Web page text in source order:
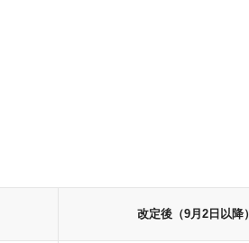
改定後（9月2日以降）